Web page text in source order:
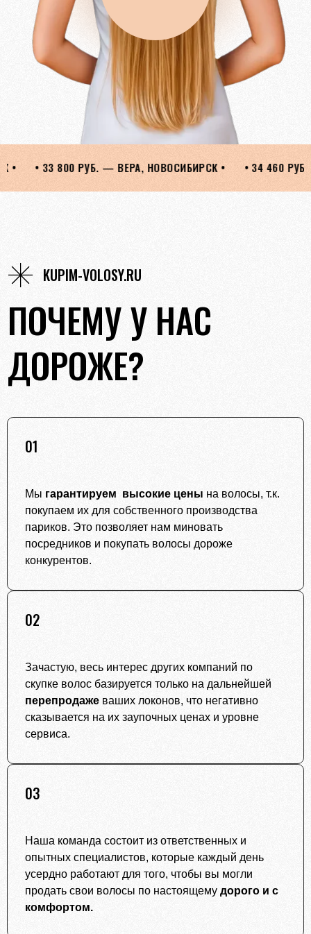
• • 34 460 РУБ. — ЛЮДМИЛА, ОРЕНБУРГ • •
KUPIM-VOLOSY.RU
ПОЧЕМУ У НАС
ДОРОЖЕ?
01
Мы гарантируем высокие цены на волосы, т.к.
покупаем их для собственного производства
париков. Это позволяет нам миновать
посредников и покупать волосы дороже
конкурентов.
02
Зачастую, весь интерес других компаний по
скупке волос базируется только на дальнейшей
перепродаже ваших локонов, что негативно
сказывается на их заупочных ценах и уровне
сервиса.
03
Наша команда состоит из ответственных и
опытных специалистов, которые каждый день
усердно работают для того, чтобы вы могли
продать свои волосы по настоящему дорого и с
комфортом.